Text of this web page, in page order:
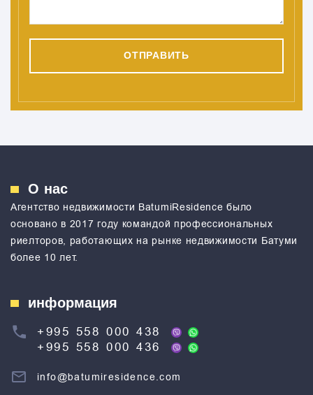
О нас
Агентство недвижимости ВatumiResidence было
основано в 2017 году командой профессиональных
риелторов, работающих на рынке недвижимости Батуми
более 10 лет.
информация
+995 558 000 438
+995 558 000 436
info@batumiresidence.com